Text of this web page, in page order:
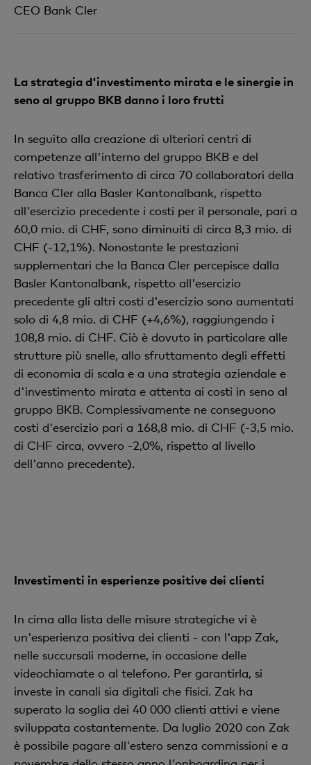
CEO Bank Cler
La strategia d'investimento mirata e le sinergie in
seno al gruppo BKB danno i loro frutti
In seguito alla creazione di ulteriori centri di
competenze all'interno del gruppo BKB e del
relativo trasferimento di circa 70 collaboratori della
Banca Cler alla Basler Kantonalbank, rispetto
all'esercizio precedente i costi per il personale, pari a
60,0 mio. di CHF, sono diminuiti di circa 8,3 mio. di
CHF (-12,1%). Nonostante le prestazioni
supplementari che la Banca Cler percepisce dalla
Basler Kantonalbank, rispetto all'esercizio
precedente gli altri costi d'esercizio sono aumentati
solo di 4,8 mio. di CHF (+4,6%), raggiungendo i
108,8 mio. di CHF. Ciò è dovuto in particolare alle
strutture più snelle, allo sfruttamento degli effetti
di economia di scala e a una strategia aziendale e
d'investimento mirata e attenta ai costi in seno al
gruppo BKB. Complessivamente ne conseguono
costi d'esercizio pari a 168,8 mio. di CHF (-3,5 mio.
di CHF circa, ovvero -2,0%, rispetto al livello
dell'anno precedente).
Investimenti in esperienze positive dei clienti
In cima alla lista delle misure strategiche vi è
un'esperienza positiva dei clienti - con l'app Zak,
nelle succursali moderne, in occasione delle
videochiamate o al telefono. Per garantirla, si
investe in canali sia digitali che fisici. Zak ha
superato la soglia dei 40 000 clienti attivi e viene
sviluppata costantemente. Da luglio 2020 con Zak
è possibile pagare all'estero senza commissioni e a